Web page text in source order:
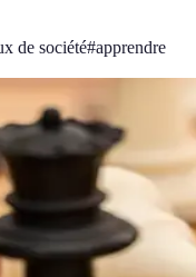
de société#apprendre